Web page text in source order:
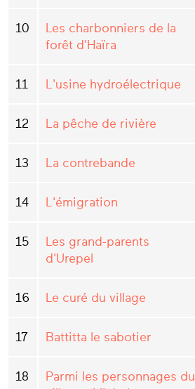
10
Les charbonniers de la
forêt d'Haïra
11 L'usine hydroélectrique
12 La pêche de rivière
13 La contrebande
14 L'émigration
15
Les grand-parents
d'Urepel
16 Le curé du village
17 Battitta le sabotier
18
Parmi les personnages du